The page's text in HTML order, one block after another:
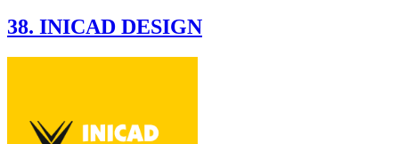
38. INICAD DESIGN